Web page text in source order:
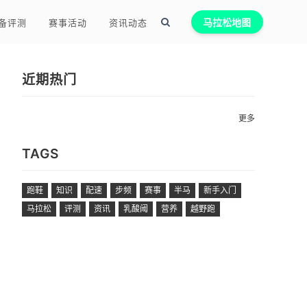
评测 赛事活动 资讯动态 马拉松地图
近期热门
更多
TAGS
跑鞋 知识 配速 步频 赛事 半马
新手入门
马拉松
评测 资讯 乳酸阈 营养 越野跑